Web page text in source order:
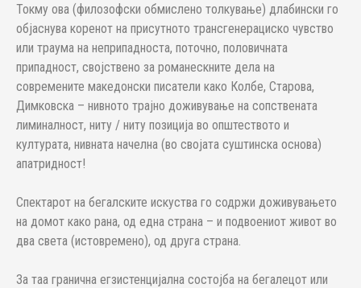
Токму ова (филозофски обмислено толкување) длабински го
објаснува коренот на присутното трансгенерациско чувство
или траума на неприпадноста, поточно, половичната
припадност, својствено за романескните дела на
современите македонски писатели како Колбе, Старова,
Димковска – нивното трајно доживување на сопствената
лиминалност, ниту / ниту позиција во општеството и
културата, нивната начелна (во својата суштинска основа)
апатридност!
Спектарот на бегалските искуства го содржи доживувањето
на домот како рана, од една страна – и подвоениот живот во
два света (истовремено), од друга страна.
За таа гранична егзистенцијална состојба на бегалецот или